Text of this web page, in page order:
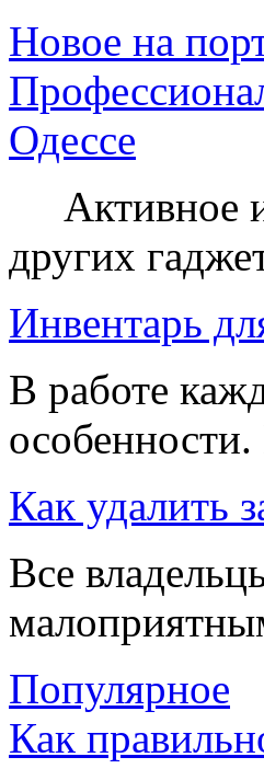
Новое на
Одессе
Активное
других
Инвентарь
В работе
Как удалить
Все
Популярное
Как